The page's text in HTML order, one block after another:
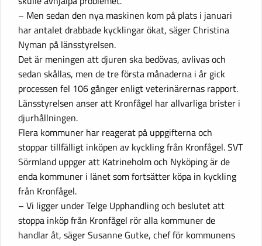
– Men sedan den nya maskinen kom på plats i januari
har antalet drabbade kycklingar ökat, säger Christina
Nyman på länsstyrelsen.
Det är meningen att djuren ska bedövas, avlivas och
sedan skållas, men de tre första månaderna i år gick
processen fel 106 gånger enligt veterinärernas rapport.
Länsstyrelsen anser att Kronfågel har allvarliga brister i
djurhållningen.
Flera kommuner har reagerat på uppgifterna och
stoppar tillfälligt inköpen av kyckling från Kronfågel. SVT
Sörmland uppger att Katrineholm och Nyköping är de
enda kommuner i länet som fortsätter köpa in kyckling
från Kronfågel.
– Vi ligger under Telge Upphandling och beslutet att
stoppa inköp från Kronfågel rör alla kommuner de
handlar åt, säger Susanne Gutke, chef för kommunens